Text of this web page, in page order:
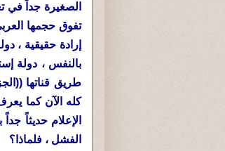
الصغيرة جداً في
تفوق حجمها
إرادة حقيقية ،
بالنفس ، دولة
طريق قناتها
كله الآن كما
الإعلام حديثاً
الفشل ، فلماذا؟